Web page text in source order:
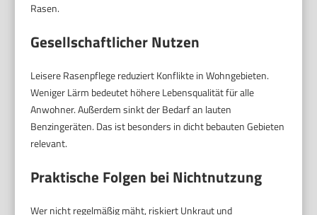
Rasen.
Gesellschaftlicher Nutzen
Leisere Rasenpflege reduziert Konflikte in Wohngebieten.
Weniger Lärm bedeutet höhere Lebensqualität für alle
Anwohner. Außerdem sinkt der Bedarf an lauten
Benzingeräten. Das ist besonders in dicht bebauten Gebieten
relevant.
Praktische Folgen bei Nichtnutzung
Wer nicht regelmäßig mäht, riskiert Unkraut und